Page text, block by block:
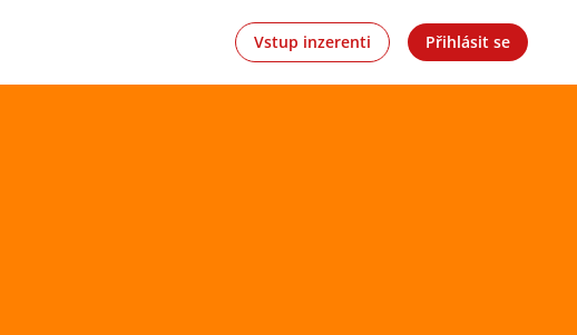
Vstup inzerenti Přihlásit se